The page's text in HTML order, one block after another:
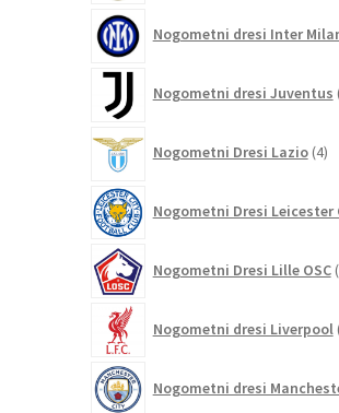
Nogometni dresi Inter
Nogometni dresi Juventus
Nogometni Dresi Lazio 4
Nogometni Dresi Leicester
Nogometni Dresi Lille OSC
Nogometni dresi Liverpool
Nogometni dresi